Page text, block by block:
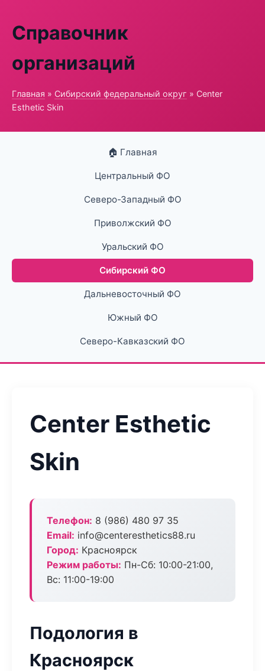
Справочник
организаций
Главная » Сибирский федеральный округ » Center
Esthetic Skin
🏠 Главная
Центральный ФО
Северо-Западный ФО
Приволжский ФО
Уральский ФО
Сибирский ФО
Дальневосточный ФО
Южный ФО
Северо-Кавказский ФО
Center Esthetic
Skin
Телефон: 8 (986) 480 97 35
Email: info@centeresthetics88.ru
Город: Красноярск
Режим работы: Пн-Сб: 10:00-21:00,
Вс: 11:00-19:00
Подология в
Красноярск